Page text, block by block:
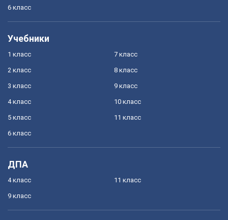
6 класс
Учебники
1 класс
2 класс
3 класс
4 класс
5 класс
6 класс
7 класс
8 класс
9 класс
10 класс
11 класс
ДПА
4 класс
9 класс
11 класс